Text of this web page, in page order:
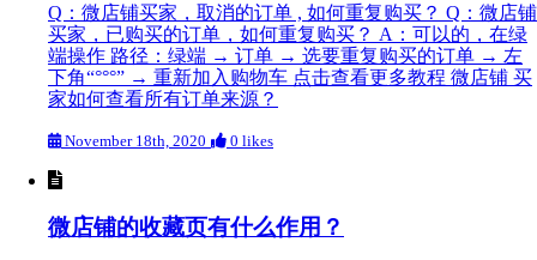
Q：微店铺买家，取消的订单 , 如何重复购买？ Q：微店铺
买家，已购买的订单，如何重复购买？ A：可以的，在绿
端操作 路径：绿端 → 订单 → 选要重复购买的订单 → 左
下角“°°°” → 重新加入购物车 点击查看更多教程 微店铺 买
家如何查看所有订单来源？
November 18th, 2020 0 likes
微店铺的收藏页有什么作用？